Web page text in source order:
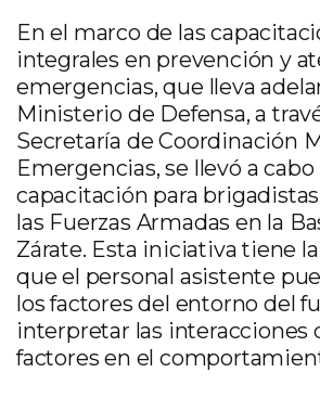
En el marco de las
integrales en prevención y
emergencias, que lleva
Ministerio de Defensa, a
Secretaría de Coordinación
Emergencias, se llevó a
capacitación para
las Fuerzas Armadas en la
Zárate. Esta iniciativa tiene
que el personal asistente
los factores del entorno del
interpretar las interacciones
factores en el